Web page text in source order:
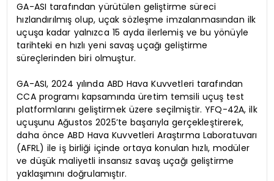
GA-ASI tarafından yürütülen geliştirme süreci
hızlandırılmış olup, uçak sözleşme imzalanmasından ilk
uçuşa kadar yalnızca 15 ayda ilerlemiş ve bu yönüyle
tarihteki en hızlı yeni savaş uçağı geliştirme
süreçlerinden biri olmuştur.
GA-ASI, 2024 yılında ABD Hava Kuvvetleri tarafından
CCA programı kapsamında üretim temsili uçuş test
platformlarını geliştirmek üzere seçilmiştir. YFQ-42A, ilk
uçuşunu Ağustos 2025’te başarıyla gerçekleştirerek,
daha önce ABD Hava Kuvvetleri Araştırma Laboratuvarı
(AFRL) ile iş birliği içinde ortaya konulan hızlı, modüler
ve düşük maliyetli insansız savaş uçağı geliştirme
yaklaşımını doğrulamıştır.